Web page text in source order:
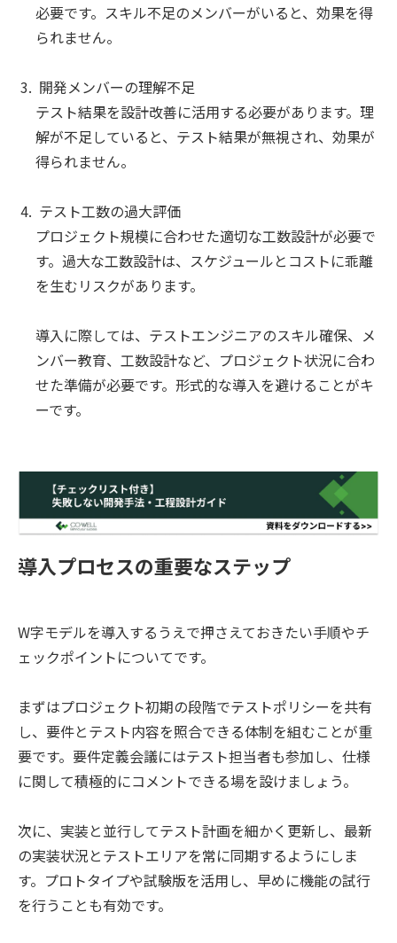
必要です。スキル不足のメンバーがいると、効果を得
られません。
開発メンバーの理解不足
テスト結果を設計改善に活用する必要があります。理
解が不足していると、テスト結果が無視され、効果が
得られません。
テスト工数の過大評価
プロジェクト規模に合わせた適切な工数設計が必要で
す。過大な工数設計は、スケジュールとコストに乖離
を生むリスクがあります。
導入に際しては、テストエンジニアのスキル確保、メ
ンバー教育、工数設計など、プロジェクト状況に合わ
せた準備が必要です。形式的な導入を避けることがキ
ーです。
導入プロセスの重要なステップ
W字モデルを導入するうえで押さえておきたい手順やチ
ェックポイントについてです。
まずはプロジェクト初期の段階でテストポリシーを共有
し、要件とテスト内容を照合できる体制を組むことが重
要です。要件定義会議にはテスト担当者も参加し、仕様
に関して積極的にコメントできる場を設けましょう。
次に、実装と並行してテスト計画を細かく更新し、最新
の実装状況とテストエリアを常に同期するようにしま
す。プロトタイプや試験版を活用し、早めに機能の試行
を行うことも有効です。